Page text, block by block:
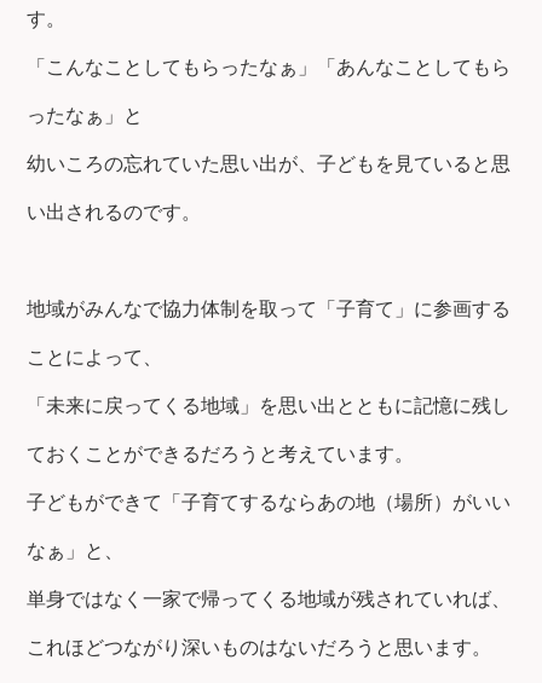
す。
「こんなことしてもらったなぁ」「あんなことしてもら
ったなぁ」と
幼いころの忘れていた思い出が、子どもを見ていると思
い出されるのです。
地域がみんなで協力体制を取って「子育て」に参画する
ことによって、
「未来に戻ってくる地域」を思い出とともに記憶に残し
ておくことができるだろうと考えています。
子どもができて「子育てするならあの地（場所）がいい
なぁ」と、
単身ではなく一家で帰ってくる地域が残されていれば、
これほどつながり深いものはないだろうと思います。